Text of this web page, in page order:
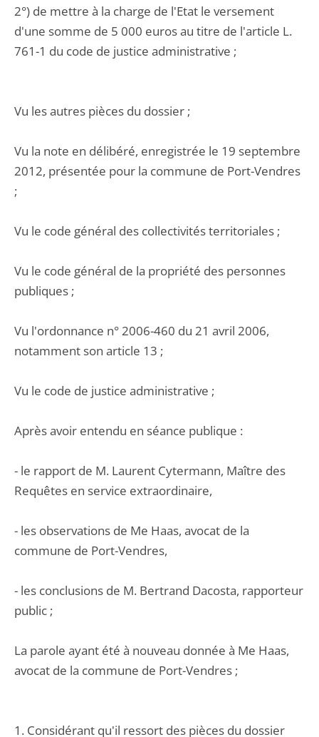
2°) de mettre à la charge de l'Etat le versement
d'une somme de 5 000 euros au titre de l'article L.
761-1 du code de justice administrative ;
Vu les autres pièces du dossier ;
Vu la note en délibéré, enregistrée le 19 septembre
2012, présentée pour la commune de Port-Vendres
;
Vu le code général des collectivités territoriales ;
Vu le code général de la propriété des personnes
publiques ;
Vu l'ordonnance n° 2006-460 du 21 avril 2006,
notamment son article 13 ;
Vu le code de justice administrative ;
Après avoir entendu en séance publique :
- le rapport de M. Laurent Cytermann, Maître des
Requêtes en service extraordinaire,
- les observations de Me Haas, avocat de la
commune de Port-Vendres,
- les conclusions de M. Bertrand Dacosta, rapporteur
public ;
La parole ayant été à nouveau donnée à Me Haas,
avocat de la commune de Port-Vendres ;
1. Considérant qu'il ressort des pièces du dossier